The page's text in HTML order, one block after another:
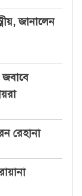
জানালেন
রেহানা